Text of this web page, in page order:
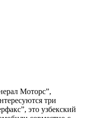
Моторс”,
три
это узбекский